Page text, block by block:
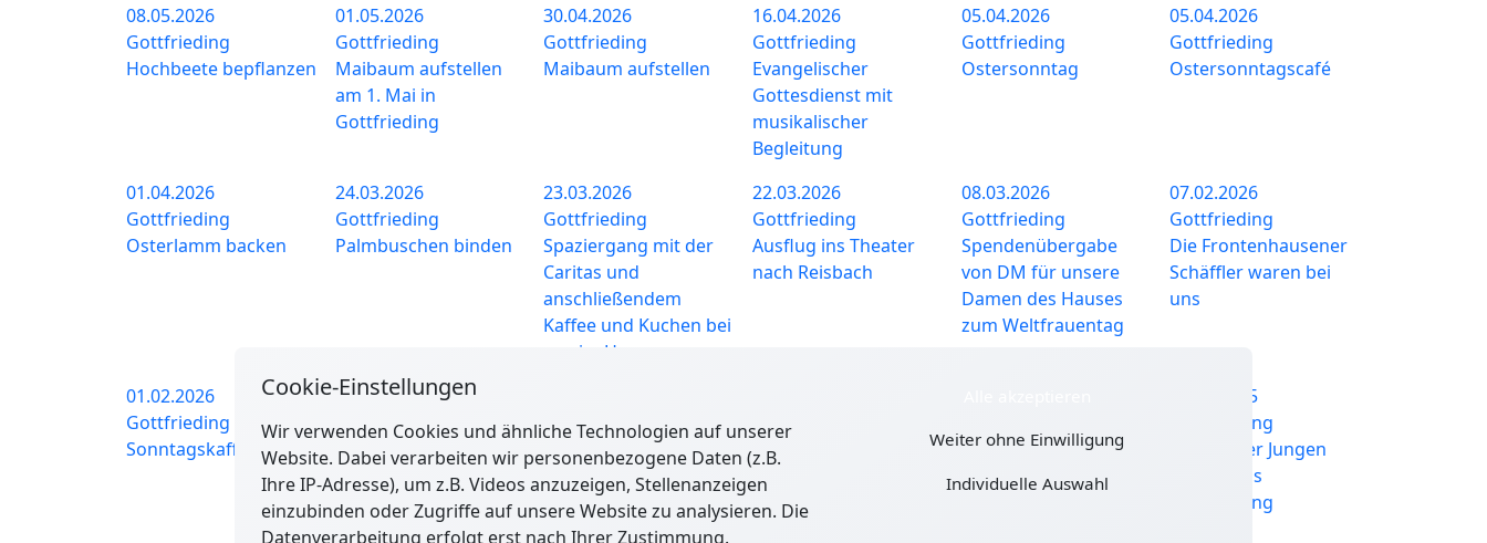
08.05.2026
Gottfrieding
Hochbeete bepflanzen
01.05.2026
Gottfrieding
Maibaum aufstellen
am 1. Mai in
Gottfrieding
30.04.2026
Gottfrieding
Maibaum aufstellen
16.04.2026
Gottfrieding
Evangelischer
Gottesdienst mit
musikalischer
Begleitung
05.04.2026
Gottfrieding
Ostersonntag
05.04.2026
Gottfrieding
Ostersonntagscafé
01.04.2026
Gottfrieding
Osterlamm backen
24.03.2026
Gottfrieding
Palmbuschen binden
23.03.2026
Gottfrieding
Spaziergang mit der
Caritas und
anschließendem
Kaffee und Kuchen bei
uns im Haus
22.03.2026
Gottfrieding
Ausflug ins Theater
nach Reisbach
08.03.2026
Gottfrieding
Spendenübergabe
von DM für unsere
Damen des Hauses
zum Weltfrauentag
07.02.2026
Gottfrieding
Die Frontenhausener
Schäffler waren bei
uns
01.02.2026
Gottfrieding
Sonntagskaffee
02.01.2026
Gottfrieding
Besuch der
Sternsinger
Gottfrieding
Gartler Advent in
Gottfrieding
Gottfrieding
Heute ist unser 95.
Bewohner
eingezogen. Ein
Besuch der CSU
26.11.2025
Gottfrieding
Besuch der Jungen
Bürger aus
Gottfrieding
Cookie-Einstellungen
Wir verwenden Cookies und ähnliche Technologien auf unserer
Website. Dabei verarbeiten wir personenbezogene Daten (z.B.
Ihre IP-Adresse), um z.B. Videos anzuzeigen, Stellenanzeigen
einzubinden oder Zugriffe auf unsere Website zu analysieren. Die
Datenverarbeitung erfolgt erst nach Ihrer Zustimmung.
Weiter ohne Einwilligung
Individuelle Auswahl